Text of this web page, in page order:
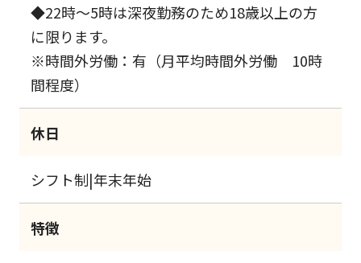
◆22時～5時は深夜勤務のため18歳以上の方
に限ります。
※時間外労働：有（月平均時間外労働 10時
間程度）
休日
シフト制|年末年始
特徴